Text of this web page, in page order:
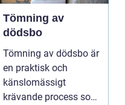
Tömning av
dödsbo
Tömning av dödsbo är
en praktisk och
känslomässigt
krävande process som